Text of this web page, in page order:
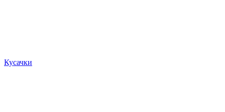
Кусачки